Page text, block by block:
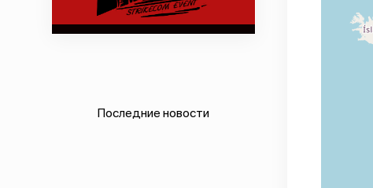
Последние новости